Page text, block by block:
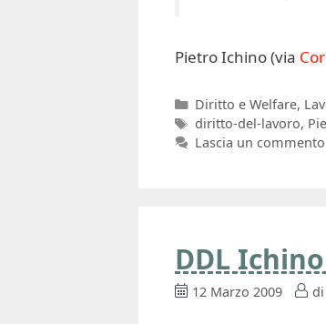
Pietro Ichino (via
Categorie
Diritto e Welfare,
Tag
diritto-del-lavoro,
Lascia un commento
DDL
12 Marzo 2009 di